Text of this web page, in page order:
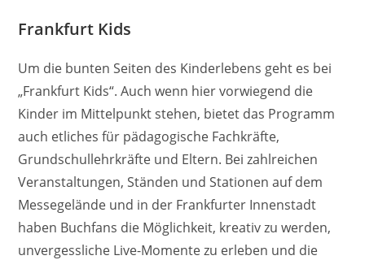
Frankfurt Kids
Um die bunten Seiten des Kinderlebens geht es bei
„Frankfurt Kids“. Auch wenn hier vorwiegend die
Kinder im Mittelpunkt stehen, bietet das Programm
auch etliches für pädagogische Fachkräfte,
Grundschullehrkräfte und Eltern. Bei zahlreichen
Veranstaltungen, Ständen und Stationen auf dem
Messegelände und in der Frankfurter Innenstadt
haben Buchfans die Möglichkeit, kreativ zu werden,
unvergessliche Live-Momente zu erleben und die